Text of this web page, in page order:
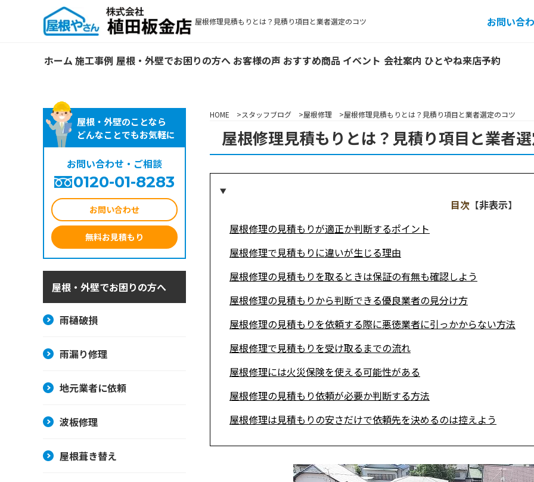
屋根修理見積もりとは？見積り項目と業者選定のコツ お問い合
ホーム 施工事例 屋根・外壁でお困りの方へ お客様の声 おすすめ商品 イベント 会社案内 ひとやね来店予約
屋根・外壁のことなら
どんなことでもお気軽に
お問い合わせ・ご相談
0120-01-8283
お問い合わせ
無料お見積もり
屋根・外壁でお困りの方へ
雨樋破損
雨漏り修理
地元業者に依頼
波板修理
屋根葺き替え
HOME スタッフブログ 屋根修理 屋根修理見積もりとは？見積り項目と業者選定のコツ
屋根修理見積もりとは？見積り項目と業者
目次 【非表示】
屋根修理の見積もりが適正か判断するポイント
屋根修理で見積もりに違いが生じる理由
屋根修理の見積もりを取るときは保証の有無も確認しよう
屋根修理の見積もりから判断できる優良業者の見分け方
屋根修理の見積もりを依頼する際に悪徳業者に引っかからない方法
屋根修理で見積もりを受け取るまでの流れ
屋根修理には火災保険を使える可能性がある
屋根修理の見積もり依頼が必要か判断する方法
屋根修理は見積もりの安さだけで依頼先を決めるのは控えよう